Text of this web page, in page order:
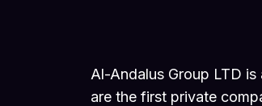
Al-Andalus Group LTD
are the first private